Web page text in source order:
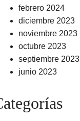
febrero 2024
diciembre 2023
noviembre 2023
octubre 2023
septiembre 2023
junio 2023